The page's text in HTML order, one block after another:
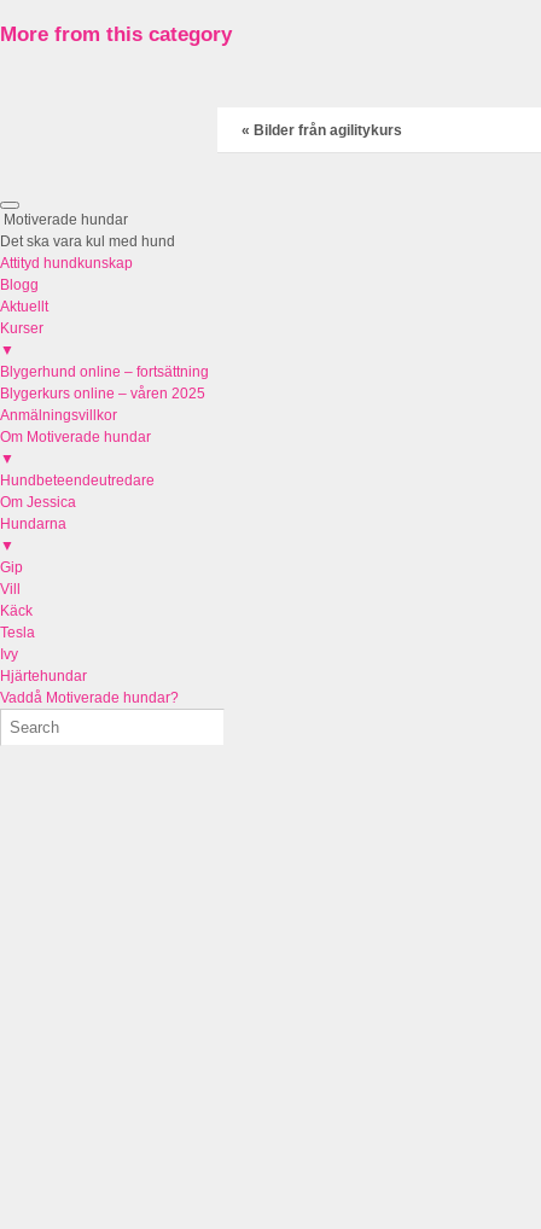
More from this category
« Bilder från agilitykurs
Motiverade hundar
Det ska vara kul med hund
Attityd hundkunskap
Blogg
Aktuellt
Kurser
▼
Blygerhund online – fortsättning
Blygerkurs online – våren 2025
Anmälningsvillkor
Om Motiverade hundar
▼
Hundbeteendeutredare
Om Jessica
Hundarna
▼
Gip
Vill
Käck
Tesla
Ivy
Hjärtehundar
Vaddå Motiverade hundar?